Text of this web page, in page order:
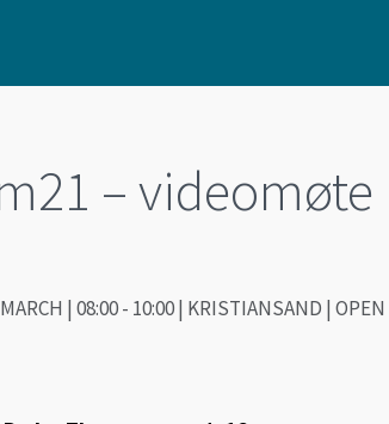
– videomøte
| 08:00 - 10:00 | KRISTIANSAND | OPEN